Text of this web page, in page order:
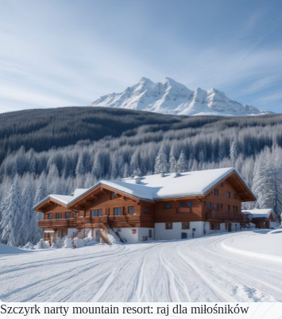
Szczyrk narty mountain resort: raj dla miłośników